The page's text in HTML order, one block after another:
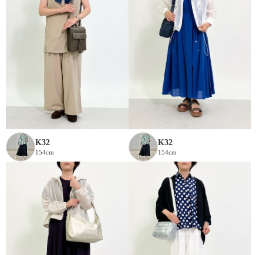
K32
154cm
K32
154cm